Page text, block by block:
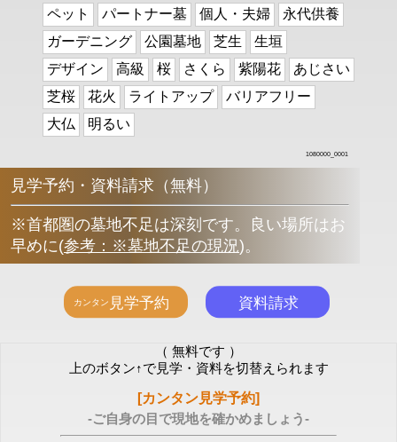
ペット パートナー墓 個人・夫婦
永代供養
ガーデニング
公園墓地 芝生
生垣
デザイン
高級 桜 さくら 紫陽花
あじさい
芝桜
花火 ライトアップ
バリアフリー
大仏
明るい
1080000_0001
見学予約・資料請求（無料）
※首都圏の墓地不足は深刻です。良い場所はお
早めに(参考：※墓地不足の現況)。
（ 無料です ）
上のボタン↑で見学・資料を切替えられます
[カンタン見学予約]
-ご自身の目で現地を確かめましょう-